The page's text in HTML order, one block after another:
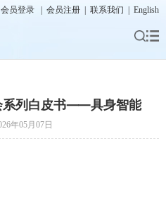
会员登录 会员注册 联系我们 English
系列白皮书⸺具身智能
年05月07日